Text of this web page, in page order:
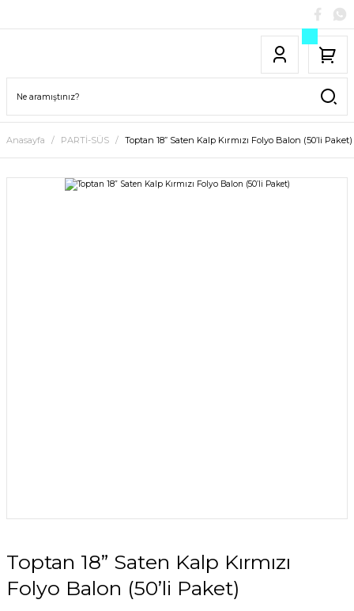
Anasayfa PARTİ-SÜS Toptan 18” Saten Kalp Kırmızı Folyo Balon (50’li Paket)
Toptan 18” Saten Kalp Kırmızı
Folyo Balon (50’li Paket)